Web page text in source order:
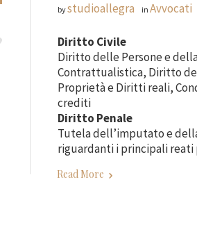
bystudioallegra in Avvocati
Diritto Civile
Diritto delle Persone e
Contrattualistica, Diritto
Proprietà e Diritti reali,
crediti
Diritto Penale
Tutela dell’imputato e
riguardanti i principali reati
Read More